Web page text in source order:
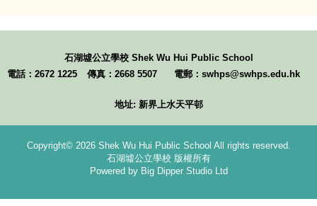
石湖墟公立學校 Shek Wu Hui Public School
電話：2672 1225
傳真：2668 5507 電郵：swhps@swhps.edu.hk
地址: 新界上水天平邨
Copyright© 2026 Shek Wu Hui Public School All rights reserved.
石湖墟公立學校 版權所有
Powered by Big Dipper Studio Ltd